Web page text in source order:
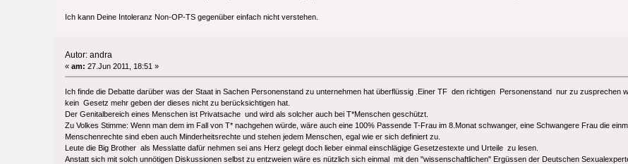
Ich kann Deine Intoleranz Non-OP-TS gegenüber einfach nicht verstehen.
Autor: andra
«am: 27.Jun 2011, 18:51 »
Ich finde die Debatte darüber was der Staat in Sachen Personenstand zu unternehmen hat überflüssig .Einer TF den richtigen Personenstand nur zu zusprechen
kein Gesetz mehr geben der dieses nicht zu berücksichtigen hat.
Der Genitalbereich eines Menschen ist Privatsache und wird als solcher auch bei T*Menschen geschützt.
Zu Volkes Stimme: Wenn man dem im Fall von T* nachgehen würde, wäre auch eine 100% Passende T-Frau im 8.Monat schwanger, eine Schwangere Frau die
Menschenrechte sind eben auch Minderheitsrechte und stehen jedem Menschen, egal wie er sich definiert zu.
Leute die Big Brother als Messlatte dafür nehmen sei ans Herz gelegt doch lieber einmal einschlägige Gesetzestexte und Urteile zu lesen.
Anstatt sich mit solch unnötigen Diskussionen selbst zu entzweien wäre es nützlich sich einmal mit den "wissenschaftlichen" Ergüssen der Deutschen